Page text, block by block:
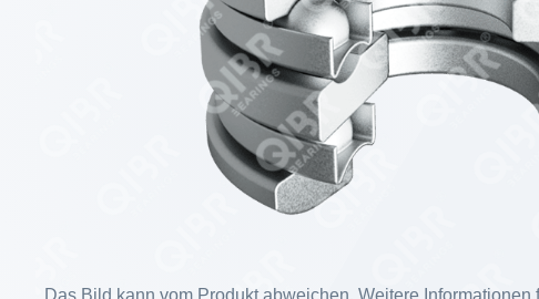
Das Bild kann vom Produkt abweichen. Weitere